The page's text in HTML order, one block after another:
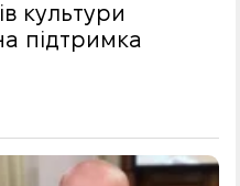
культури
підтримка